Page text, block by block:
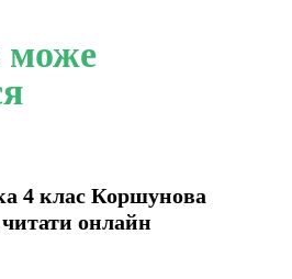
може
4 клас Коршунова
читати онлайн